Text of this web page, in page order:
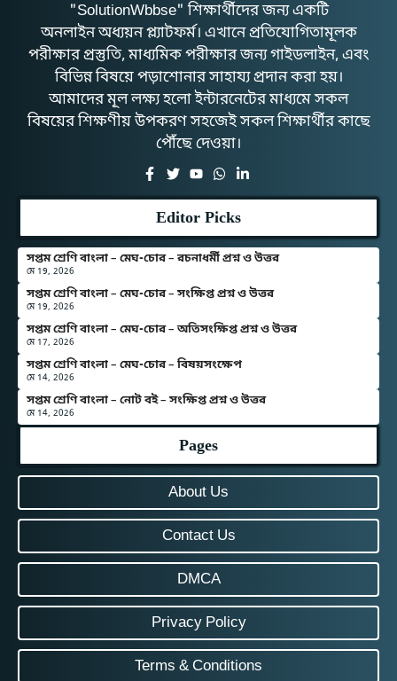
"SolutionWbbse" শিক্ষার্থীদের জন্য একটি
অনলাইন অধ্যয়ন প্ল্যাটফর্ম। এখানে প্রতিযোগিতামূলক
পরীক্ষার প্রস্তুতি, মাধ্যমিক পরীক্ষার জন্য গাইডলাইন, এবং
বিভিন্ন বিষয়ে পড়াশোনার সাহায্য প্রদান করা হয়।
আমাদের মূল লক্ষ্য হলো ইন্টারনেটের মাধ্যমে সকল
বিষয়ের শিক্ষণীয় উপকরণ সহজেই সকল শিক্ষার্থীর কাছে
পৌঁছে দেওয়া।
Editor Picks
সপ্তম শ্রেণি বাংলা – মেঘ-চোর – রচনাধর্মী প্রশ্ন ও উত্তর
মে 19, 2026
সপ্তম শ্রেণি বাংলা – মেঘ-চোর – সংক্ষিপ্ত প্রশ্ন ও উত্তর
মে 19, 2026
সপ্তম শ্রেণি বাংলা – মেঘ-চোর – অতিসংক্ষিপ্ত প্রশ্ন ও উত্তর
মে 17, 2026
সপ্তম শ্রেণি বাংলা – মেঘ-চোর – বিষয়সংক্ষেপ
মে 14, 2026
সপ্তম শ্রেণি বাংলা – নোট বই – সংক্ষিপ্ত প্রশ্ন ও উত্তর
মে 14, 2026
Pages
About Us
Contact Us
DMCA
Privacy Policy
Terms & Conditions